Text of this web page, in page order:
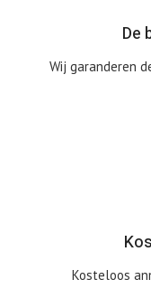
De
Wij garanderen
Kosteloos